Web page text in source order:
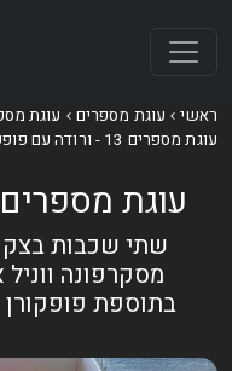
ראשי עוגת מספרים
עוגת
עוגת מספרים 13 - ורודה עם פופקורן מקורמל
עוגת מספרים 13 פרחונית וורודה
שתי שכבות בצק
מסקרפונה
בתוספת פופקורן